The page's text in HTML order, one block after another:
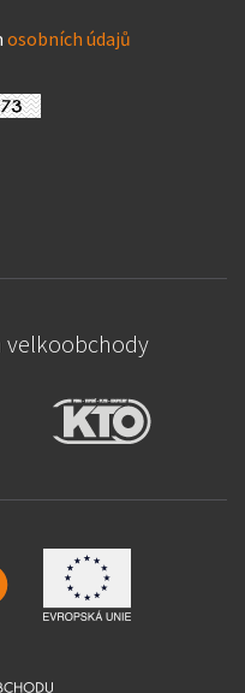
osobních údajů
velkoobchody